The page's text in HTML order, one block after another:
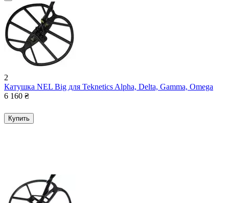
2
Катушка NEL Big для Teknetics Alpha, Delta, Gamma, Omega
6 160 ₴
Купить